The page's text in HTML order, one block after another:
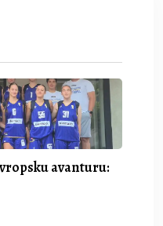
avanturu: